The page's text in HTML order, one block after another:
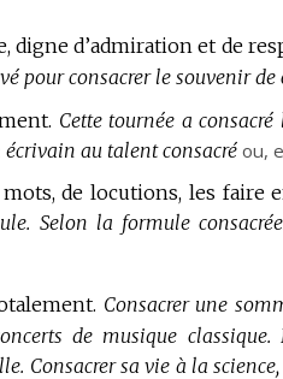
digne d’admiration et de
pour consacrer le souvenir de
Cette tournée a
écrivain au talent consacré ou,
de locutions, les faire
Selon la formule
Consacrer une
de musique classique.
Consacrer sa vie à la